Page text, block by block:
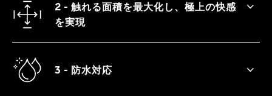
2 - 触れる面積を最大化し、極上の快感
を実現
が極上の満足感をもたらします。
3 - 防水対応